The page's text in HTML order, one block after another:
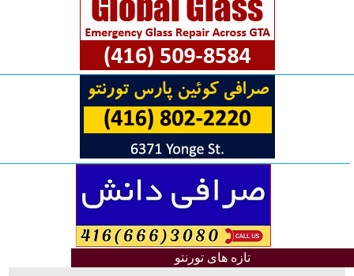
تازه های تورنتو